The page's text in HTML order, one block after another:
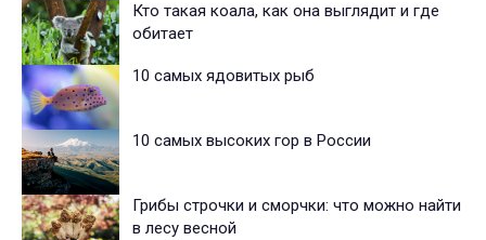
Кто такая коала, как она выглядит и где
обитает
10 самых ядовитых рыб
10 самых высоких гор в России
Грибы строчки и сморчки: что можно найти
в лесу весной